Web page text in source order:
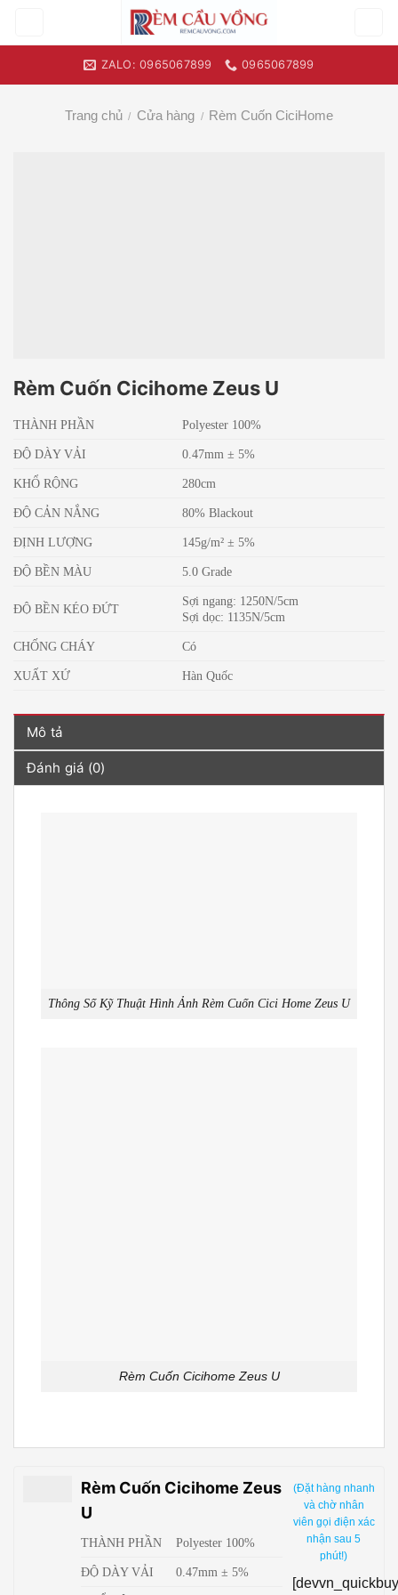
ZALO: 0965067899 0965067899
Trang chủ / Cửa hàng / Rèm Cuốn CiciHome
Rèm Cuốn Cicihome Zeus U
THÀNH PHẦN Polyester 100%
ĐỘ DÀY VẢI 0.47mm ± 5%
KHỔ RỘNG 280cm
ĐỘ CẢN NẮNG 80% Blackout
ĐỊNH LƯỢNG 145g/m² ± 5%
ĐỘ BỀN MÀU 5.0 Grade
ĐỘ BỀN KÉO ĐỨT
Sợi ngang: 1250N/5cm
Sợi dọc: 1135N/5cm
CHỐNG CHÁY Có
XUẤT XỨ Hàn Quốc
Mô tả
Đánh giá (0)
Thông Số Kỹ Thuật Hình Ảnh Rèm Cuốn Cici Home Zeus U
Rèm Cuốn Cicihome Zeus U
Rèm Cuốn Cicihome Zeus
U
THÀNH PHẦN Polyester 100%
ĐỘ DÀY VẢI 0.47mm ± 5%
(Đặt hàng nhanh
và chờ nhân
viên gọi điện xác
nhận sau 5
phút!)